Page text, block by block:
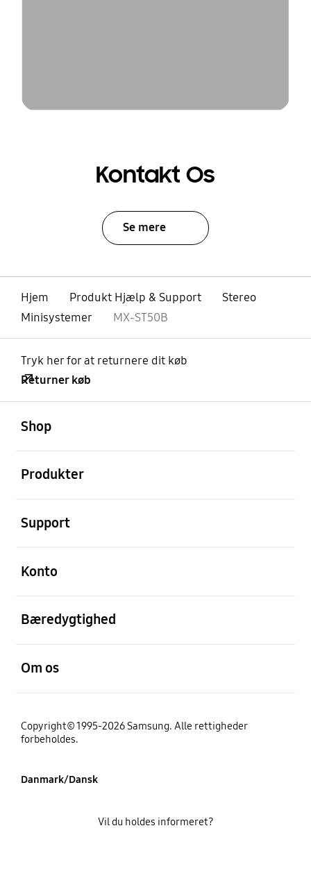
Kontakt Os
Se mere
Hjem Produkt Hjælp & Support
Stereo
Minisystemer
MX-ST50B
Tryk her for at returnere dit køb
Returner køb
Shop
Produkter
Support
Konto
Bæredygtighed
Om os
Copyright© 1995-2026 Samsung. Alle rettigheder
forbeholdes.
Danmark/Dansk
Vil du holdes informeret?